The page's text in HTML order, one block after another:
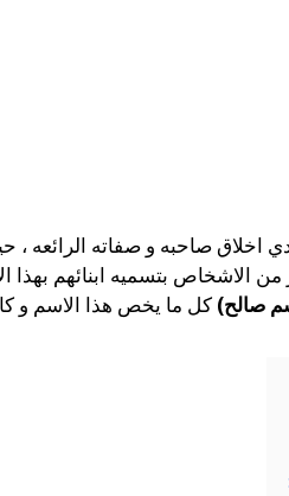
اخلاق صاحبه و صفاته الرائعه
من الاشخاص بتسميه ابنائهم
صالح) كل ما يخص هذا الاسم و